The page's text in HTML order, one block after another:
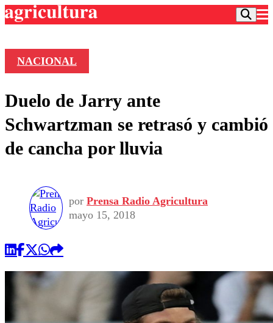
Frecuencias
Deportes
Colo Colo
Seleccion Chilena
Torneo Internacional
Entretención
Economía
Internacional
Publicaciones en medios
Opinión
Programas
NACIONAL
Duelo de Jarry ante
Schwartzman se retrasó y cambió
de cancha por lluvia
por Prensa Radio Agricultura
mayo 15, 2018